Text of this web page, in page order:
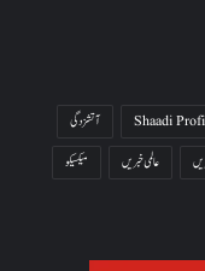
Shaadi
آتشزدگی
عالمی خبریں
میکسیکو